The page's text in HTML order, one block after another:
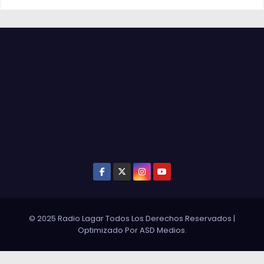
© 2025 Radio Lagar Todos Los Derechos Reservados |
Optimizado PorASD Medios.